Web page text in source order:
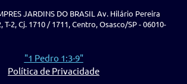
JARDINS DO BRASIL Av. Hilário Pereira
T-2, Cj. 1710 / 1711, Centro, Osasco/SP - 06010-
"1 Pedro 1:3-9"
Política de Privacidade